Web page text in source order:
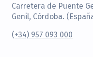
Carretera de Puente
Genil, Córdoba.
(+34) 957 093 000